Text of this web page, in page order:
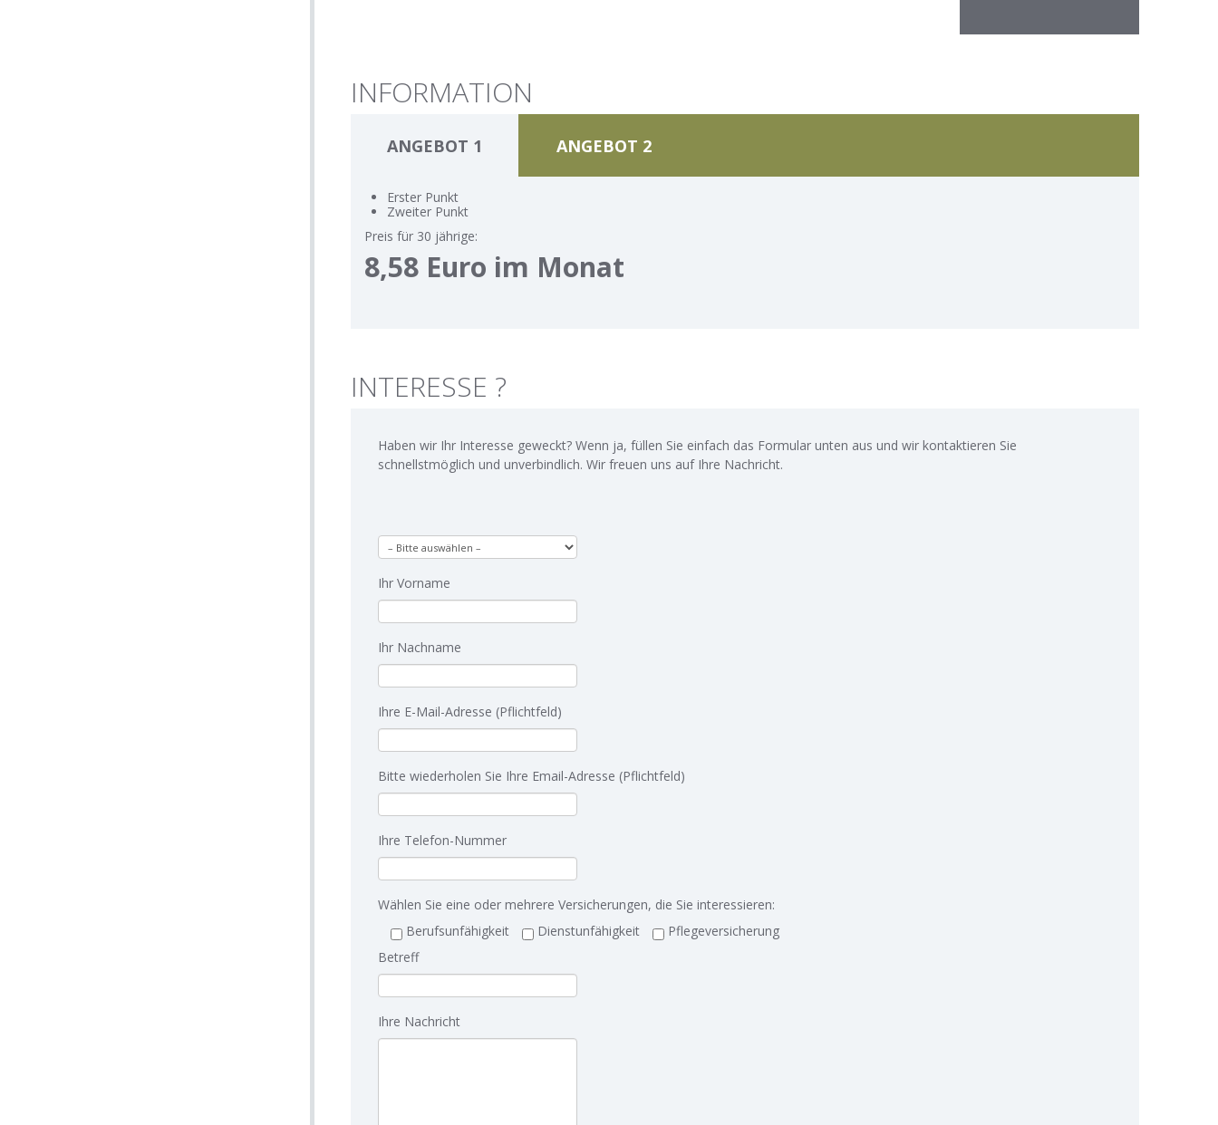
INFORMATION
ANGEBOT 1 ANGEBOT 2
Erster Punkt
Zweiter Punkt
Preis für 30 jährige:
8,58 Euro im Monat
INTERESSE ?
Haben wir Ihr Interesse geweckt? Wenn ja, füllen Sie einfach das Formular unten aus und wir kontaktieren Sie
schnellstmöglich und unverbindlich. Wir freuen uns auf Ihre Nachricht.
Ihr Vorname
Ihr Nachname
Ihre E-Mail-Adresse (Pflichtfeld)
Bitte wiederholen Sie Ihre Email-Adresse (Pflichtfeld)
Ihre Telefon-Nummer
Wählen Sie eine oder mehrere Versicherungen, die Sie interessieren:
Berufsunfähigkeit
Dienstunfähigkeit
Pflegeversicherung
Betreff
Ihre Nachricht